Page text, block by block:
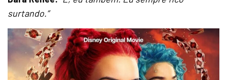
surtando.”